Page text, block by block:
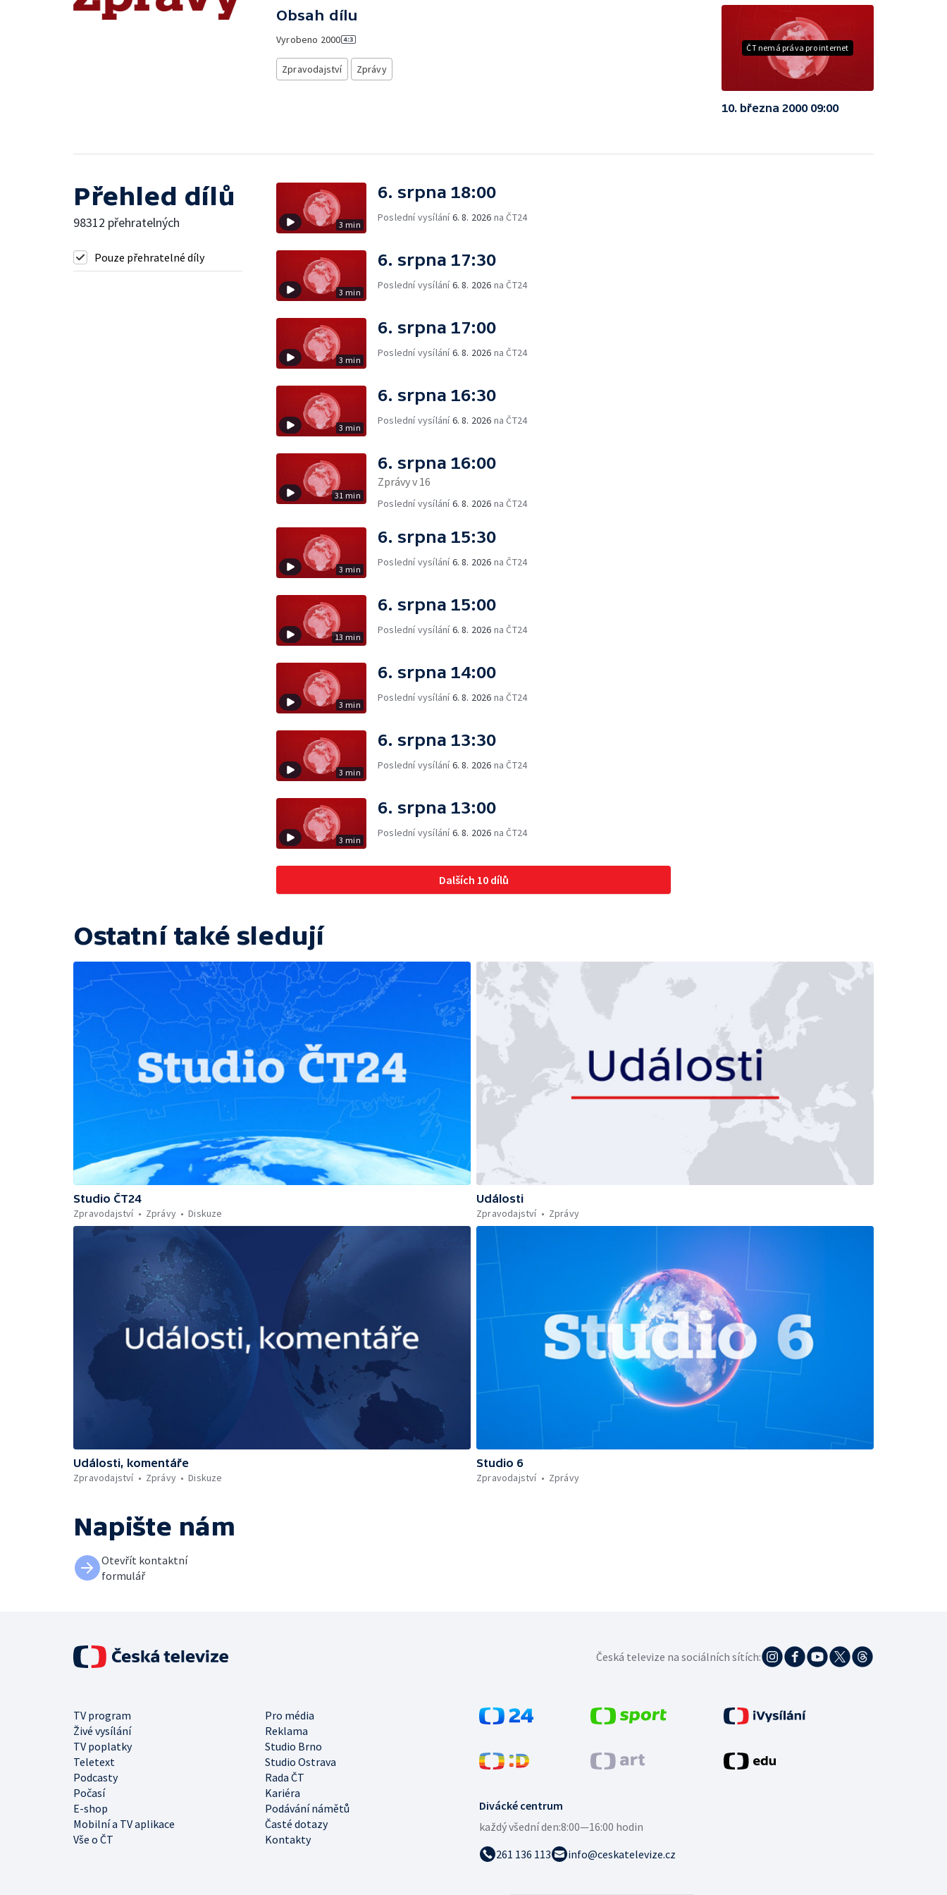
Obsah dílu
Vyrobeno 2000
Zpravodajství Zprávy
ČT nemá práva pro internet
10. března 2000 09:00
Přehled dílů
98312 přehratelných
Pouze přehratelné díly
3 min
6. srpna 18:00
Poslední vysílání6. 8. 2026 na ČT24
3 min
6. srpna 17:30
Poslední vysílání6. 8. 2026 na ČT24
3 min
6. srpna 17:00
Poslední vysílání6. 8. 2026 na ČT24
3 min
6. srpna 16:30
Poslední vysílání6. 8. 2026 na ČT24
31 min
6. srpna 16:00
Zprávy v 16
Poslední vysílání6. 8. 2026 na ČT24
3 min
6. srpna 15:30
Poslední vysílání6. 8. 2026 na ČT24
13 min
6. srpna 15:00
Poslední vysílání6. 8. 2026 na ČT24
3 min
6. srpna 14:00
Poslední vysílání6. 8. 2026 na ČT24
3 min
6. srpna 13:30
Poslední vysílání6. 8. 2026 na ČT24
3 min
6. srpna 13:00
Poslední vysílání6. 8. 2026 na ČT24
Dalších 10 dílů
Ostatní také sledují
Studio ČT24
Zpravodajství
Zprávy Diskuze
Události
Zpravodajství
Zprávy
Události, komentáře
Zpravodajství
Zprávy Diskuze
Studio 6
Zpravodajství
Zprávy
Napište nám
Otevřít kontaktní
formulář
Divácké centrum
každý všední den:8:00—16:00 hodin
261 136 113
info@ceskatelevize.cz
TV program
Pro média
Živé vysílání
Reklama
TV poplatky
Studio Brno
Teletext
Studio Ostrava
Podcasty
Rada ČT
Počasí
Kariéra
E-shop
Podávání námětů
Mobilní a TV aplikace
Časté dotazy
Vše o ČT
Kontakty
Česká televize na sociálních sítích: